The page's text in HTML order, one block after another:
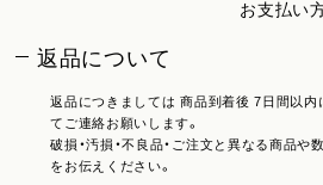
お支払い
返品について
返品につきましては 商品到着後 7日間以内
てご連絡お願いします。
破損・汚損・不良品・ご注文と異なる商品や
をお伝えください。